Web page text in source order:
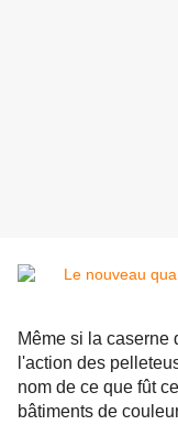
Même si la caserne
l'action des
nom de ce que fût
bâtiments de